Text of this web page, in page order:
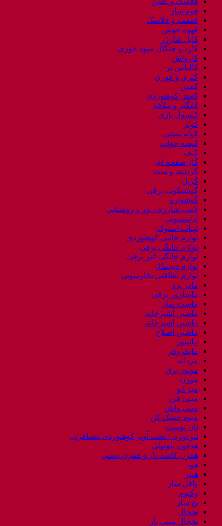
فوم ساز
قمقمه و فلاسک
قهوه جوش
کابل شارژر
کارد و چنگال میوه خوری
کارواش
کالباس بر
کتری و قوری
کفش
کفش کوهنوردی
کفگیر و ملاقه
کنسول بازی
کولر
کوله پشتی
کیسه خواب
کیف
گاز صفحه ای
گردنبند و ست
گریل
گوشتکوب برقی
گوشواره
لامپ شارژی، نور و روشنایی
لباسشویی
لپتاب استوک
لوازم جانبی کوهنوردی
لوازم خانگی برقی
لوازم خانگی غیر برقی
لوازم دیجیتال
لوازم نظافتی بخارشویی
مادر برد
ماساژور برقی
ماست ساز
ماشین آشپزخانه
ماشین اشپزخانه
ماشین اصلاح
مانیتور
مایکروفر
مردانه
موتور برق
موزن
میز اتو
مینی فرز
مینی واش
میوه خشک کن
نان توست
ننو توری / تخت آویز کوهنوردی مسافرتی
هدفون بلوتوثی
همزن کاسه دار و همزن دستی
هود
هیتر
وافل ساز
وکیوم
یخ ساز
یخچال
یخچال مینی بار